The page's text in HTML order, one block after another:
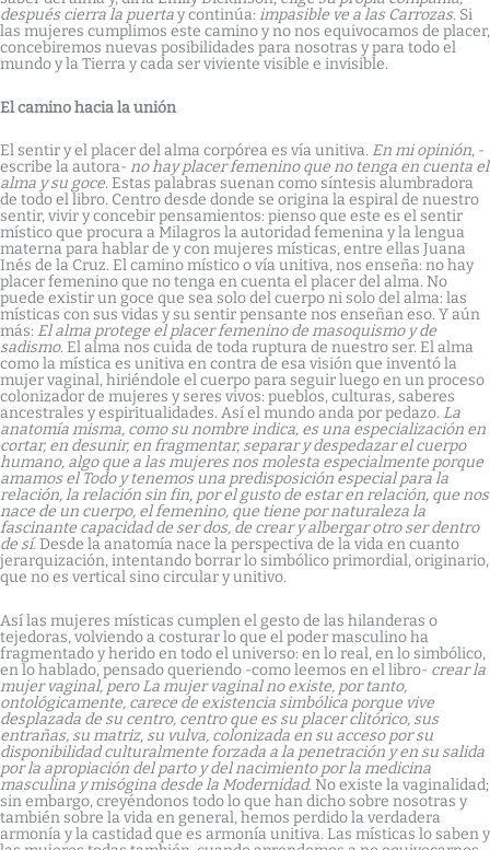
después cierra la puertay continúa: impasible ve a las Carrozas. Si
las mujeres cumplimos este camino y no nos equivocamos de placer,
concebiremos nuevas posibilidades para nosotras y para todo el
mundo y la Tierra y cada ser viviente visible e invisible.
El camino hacia la unión
El sentir y el placer del alma corpórea es vía unitiva. En mi opinión, -
escribe la autora- no hay placer femenino que no tenga en cuenta el
alma y su goce. Estas palabras suenan como síntesis alumbradora
de todo el libro. Centro desde donde se origina la espiral de nuestro
sentir, vivir y concebir pensamientos: pienso que este es el sentir
místico que procura a Milagros la autoridad femenina y la lengua
materna para hablar de y con mujeres místicas, entre ellas Juana
Inés de la Cruz. El camino místico o vía unitiva, nos enseña: no hay
placer femenino que no tenga en cuenta el placer del alma. No
puede existir un goce que sea solo del cuerpo ni solo del alma: las
místicas con sus vidas y su sentir pensante nos enseñan eso. Y aún
más: El alma protege el placer femenino de masoquismo y de
sadismo. El alma nos cuida de toda ruptura de nuestro ser. El alma
como la mística es unitiva en contra de esa visión que inventó la
mujer vaginal, hiriéndole el cuerpo para seguir luego en un proceso
colonizador de mujeres y seres vivos: pueblos, culturas, saberes
ancestrales y espiritualidades. Así el mundo anda por pedazo. La
anatomía misma, como su nombre indica, es una especialización en
cortar, en desunir, en fragmentar, separar y despedazar el cuerpo
humano, algo que a las mujeres nos molesta especialmente porque
amamos el Todo y tenemos una predisposición especial para la
relación, la relación sin fin, por el gusto de estar en relación, que nos
nace de un cuerpo, el femenino, que tiene por naturaleza la
fascinante capacidad de ser dos, de crear y albergar otro ser dentro
de sí. Desde la anatomía nace la perspectiva de la vida en cuanto
jerarquización, intentando borrar lo simbólico primordial, originario,
que no es vertical sino circular y unitivo.
Así las mujeres místicas cumplen el gesto de las hilanderas o
tejedoras, volviendo a costurar lo que el poder masculino ha
fragmentado y herido en todo el universo: en lo real, en lo simbólico,
en lo hablado, pensado queriendo -como leemos en el libro- crear la
mujer vaginal, pero La mujer vaginal no existe, por tanto,
ontológicamente, carece de existencia simbólica porque vive
desplazada de su centro, centro que es su placer clitórico, sus
entrañas, su matriz, su vulva, colonizada en su acceso por su
disponibilidad culturalmente forzada a la penetración y en su salida
por la apropiación del parto y del nacimiento por la medicina
masculina y misógina desde la Modernidad. No existe la vaginalidad;
sin embargo, creyéndonos todo lo que han dicho sobre nosotras y
también sobre la vida en general, hemos perdido la verdadera
armonía y la castidad que es armonía unitiva. Las místicas lo saben y